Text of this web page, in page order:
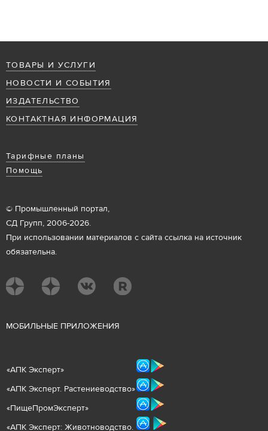
ТОВАРЫ И УСЛУГИ
НОВОСТИ И СОБЫТИЯ
ИЗДАТЕЛЬСТВО
КОНТАКТНАЯ ИНФОРМАЦИЯ
Тарифные планы
Помощь
© Промышленный портал,
СД Групп, 2006-2026.
При использовании материалов с сайта ссылка на источник
обязательна.
МОБИЛЬНЫЕ ПРИЛОЖЕНИЯ
«АПК Эксперт»
«АПК Эксперт. Растениеводство»
«ПищеПромЭксперт»
«АПК Эксперт: Животноводство.